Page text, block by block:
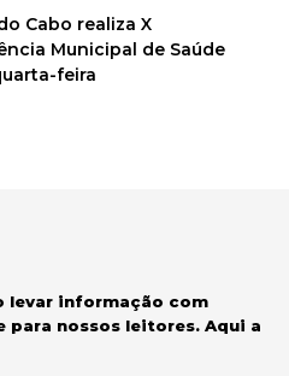
Cabo realiza X
Municipal de Saúde
feira
nossos leitores. Aqui a